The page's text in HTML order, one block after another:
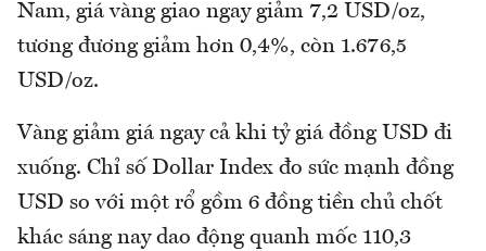
Nam, giá vàng giao ngay giảm 7,2 USD/oz,
tương đương giảm hơn 0,4%, còn 1.676,5
USD/oz.
Vàng giảm giá ngay cả khi tỷ giá đồng USD đi
xuống. Chỉ số Dollar Index đo sức mạnh đồng
USD so với một rổ gồm 6 đồng tiền chủ chốt
khác sáng nay dao động quanh mốc 110,3